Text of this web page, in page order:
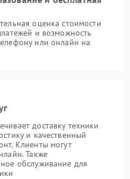
оценка стоимости
и возможность
или онлайн на
доставку техники
и качественный
Клиенты могут
Также
обслуживание для